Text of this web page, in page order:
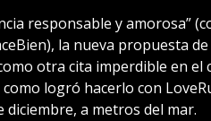
responsable y amorosa”
la nueva propuesta
otra cita imperdible en
logró hacerlo con
diciembre, a metros del mar.